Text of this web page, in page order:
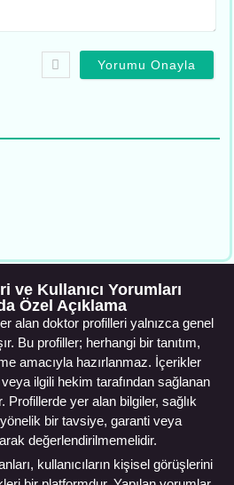
E-
ve Kullanıcı Yorumları
Özel Açıklama
alan doktor profilleri yalnızca genel
Bu profiller; herhangi bir tanıtım,
amacıyla hazırlanmaz. İçerikler
ilgili hekim tarafından sağlanan
Profillerde yer alan bilgiler, sağlık
bir tavsiye, garanti veya
değerlendirilmemelidir.
kullanıcıların kişisel görüşlerini